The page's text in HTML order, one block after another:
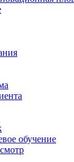
обучение